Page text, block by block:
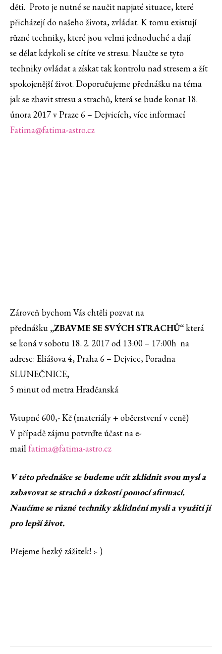
děti. Proto je nutné se naučit napjaté situace, které
přicházejí do našeho života, zvládat. K tomu existují
různé techniky, které jsou velmi jednoduché a dají
se dělat kdykoli se cítíte ve stresu. Naučte se tyto
techniky ovládat a získat tak kontrolu nad stresem a žít
spokojenější život. Doporučujeme přednášku na téma
jak se zbavit stresu a strachů, která se bude konat 18.
února 2017 v Praze 6 – Dejvicích, více informací
Fatima@fatima-astro.cz
Zároveň bychom Vás chtěli pozvat na
přednášku „ZBAVME SE SVÝCH STRACHŮ“která
se koná v sobotu 18. 2. 2017 od 13:00 – 17:00h na
adrese: Eliášova 4, Praha 6 – Dejvice, Poradna
SLUNEČNICE,
5 minut od metra Hradčanská
Vstupné 600,- Kč (materiály + občerstvení v ceně)
V případě zájmu potvrďte účast na e-
mailfatima@fatima-astro.cz
V této přednášce se budeme učit zklidnit svou mysl a
zabavovat se strachů a úzkostí pomocí afirmací.
Naučíme se různé techniky zklidnění mysli a využití jí
pro lepší život.
Přejeme hezký zážitek! :- )